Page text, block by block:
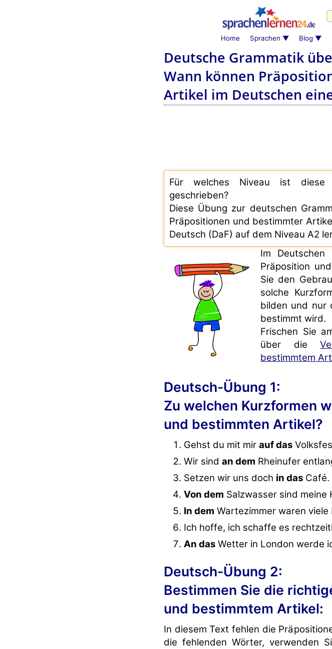
Home Sprachen Blog
Deutsche Grammatik
Wann können
Artikel im Deutschen
Für welches Niveau ist diese
geschrieben?
Diese Übung zur deutschen
Präpositionen und bestimmter
Deutsch (DaF) auf dem Niveau A2
Im
Präposition
Sie den
solche
bilden und nur
bestimmt wird.
Frischen Sie
über die
bestimmtem
Deutsch-Übung 1:
Zu welchen Kurzformen
und bestimmten Artikel?
Gehst du mit mir auf das
Wir sind an dem Rheinufer
Setzen wir uns doch in das Café.
Von dem Salzwasser sind
In dem Wartezimmer waren viele
Ich hoffe, ich schaffe es
An das Wetter in London werde
Deutsch-Übung 2:
Bestimmen Sie die
und bestimmtem Artikel:
In diesem Text fehlen die
die fehlenden Wörter, verwenden